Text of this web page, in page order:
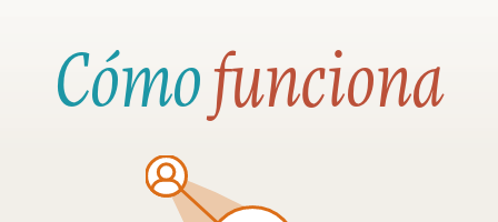
Cómofunciona